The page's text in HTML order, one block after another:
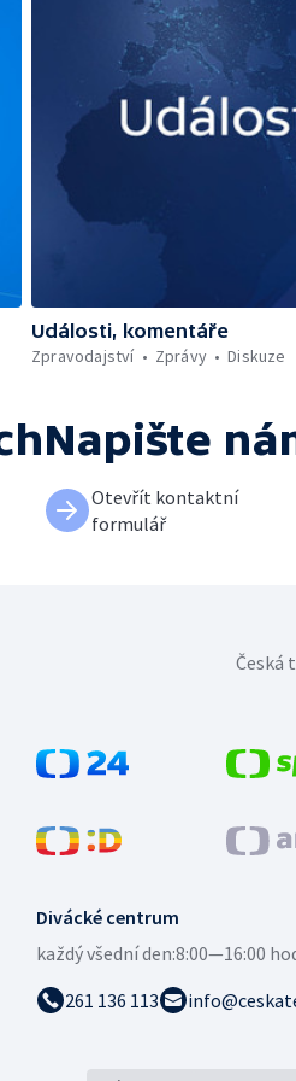
Události, komentáře
Zpravodajství
Zprávy Diskuze
Napište
Otevřít kontaktní
formulář
Divácké centrum
každý všední den:8:00—16:00
261 136 113
Česká